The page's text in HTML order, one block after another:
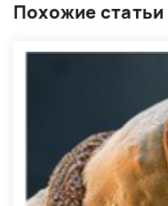
Похожие статьи